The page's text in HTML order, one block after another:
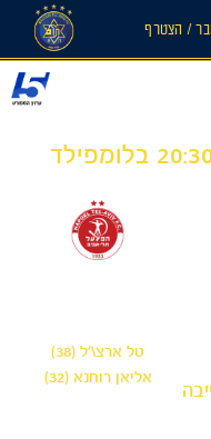
טל ארצ\'ל (38)
אליאן רוחנא (32)